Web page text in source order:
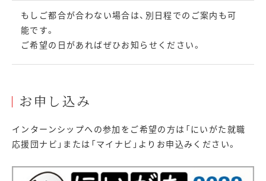
もしご都合が合わない場合は、別日程でのご案内も可
能です。
ご希望の日があればぜひお知らせください。
お申し込み
インターンシップへの参加をご希望の方は「にいがた就職
応援団ナビ」または「マイナビ」よりお申込みください。